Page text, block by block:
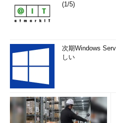
Zabbix 3.0の後に追加されたさ
で、監視設定作業の効率化とシ
張されています。
は、標準のテンプレートとして
持ち、自動化もサポートできる機
な環境の監視に利用できます。
(1/5)
次期Windows
しい